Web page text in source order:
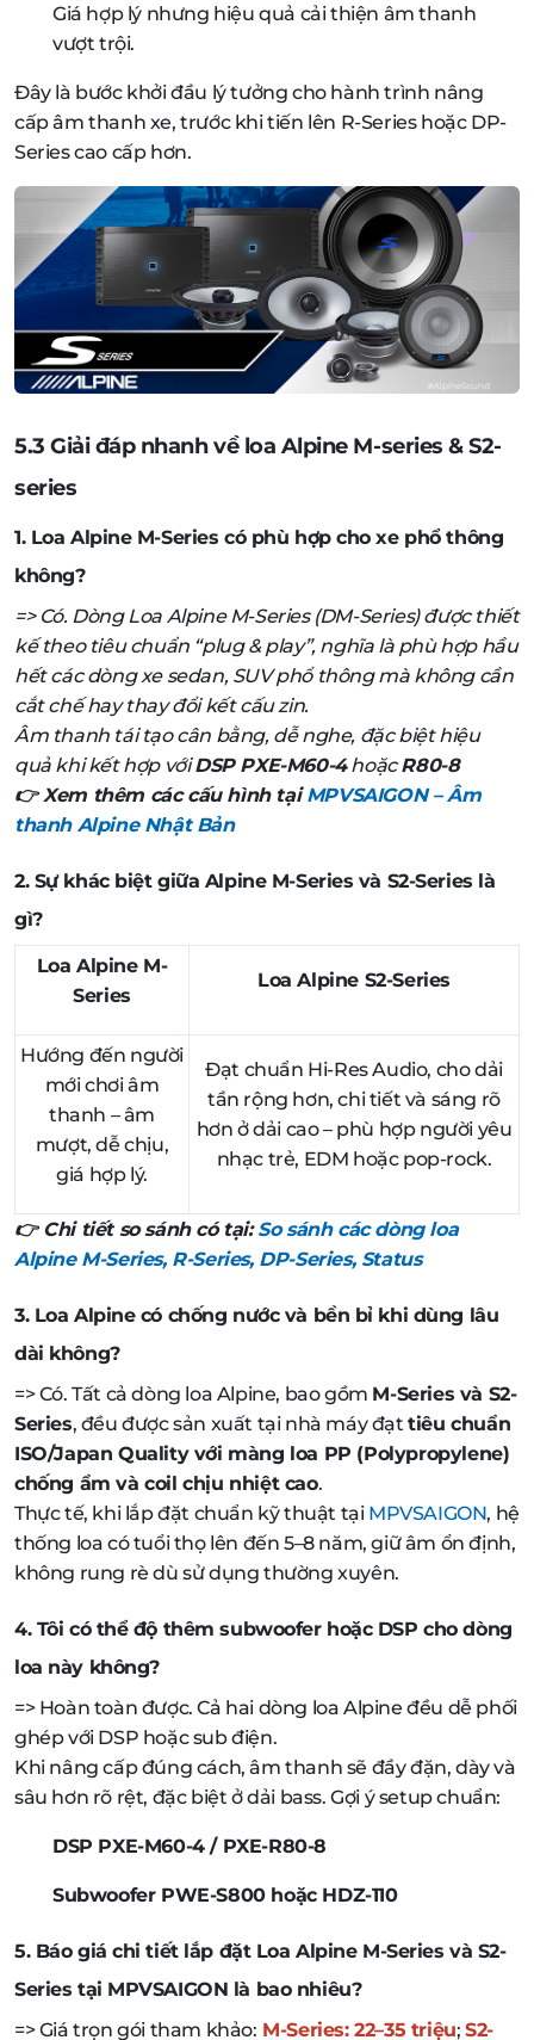
Giá hợp lý nhưng hiệu quả cải thiện âm thanh
vượt trội.
Đây là bước khởi đầu lý tưởng cho hành trình nâng
cấp âm thanh xe, trước khi tiến lên R-Series hoặc DP-
Series cao cấp hơn.
5.3 Giải đáp nhanh về loa Alpine M-series & S2-
series
1. Loa Alpine M-Series có phù hợp cho xe phổ thông
không?
=> Có. Dòng Loa Alpine M-Series (DM-Series) được thiết
kế theo tiêu chuẩn “plug & play”, nghĩa là phù hợp hầu
hết các dòng xe sedan, SUV phổ thông mà không cần
cắt chế hay thay đổi kết cấu zin.
Âm thanh tái tạo cân bằng, dễ nghe, đặc biệt hiệu
quả khi kết hợp vớiDSP PXE-M60-4hoặcR80-8
👉 Xem thêm các cấu hình tạiMPVSAIGON – Âm
thanh Alpine Nhật Bản
2. Sự khác biệt giữa Alpine M-Series và S2-Series là
gì?
Loa Alpine M-
Series
Loa Alpine S2-Series
Hướng đến người
mới chơi âm
thanh – âm
mượt, dễ chịu,
giá hợp lý.
Đạt chuẩn Hi-Res Audio, cho dải
tần rộng hơn, chi tiết và sáng rõ
hơn ở dải cao – phù hợp người yêu
nhạc trẻ, EDM hoặc pop-rock.
👉Chi tiết so sánh có tại:So sánh các dòng loa
Alpine M-Series, R-Series, DP-Series, Status
3. Loa Alpine có chống nước và bền bỉ khi dùng lâu
dài không?
=> Có. Tất cả dòng loa Alpine, bao gồm M-Series và S2-
Series, đều được sản xuất tại nhà máy đạttiêu chuẩn
ISO/Japan Quality với màng loa PP (Polypropylene)
chống ẩm và coil chịu nhiệt cao.
Thực tế, khi lắp đặt chuẩn kỹ thuật tạiMPVSAIGON, hệ
thống loa có tuổi thọ lên đến 5–8 năm, giữ âm ổn định,
không rung rè dù sử dụng thường xuyên.
4. Tôi có thể độ thêm subwoofer hoặc DSP cho dòng
loa này không?
=> Hoàn toàn được. Cả hai dòng loa Alpine đều dễ phối
ghép với DSP hoặc sub điện.
Khi nâng cấp đúng cách, âm thanh sẽ đầy đặn, dày và
sâu hơn rõ rệt, đặc biệt ở dải bass. Gợi ý setup chuẩn:
DSP PXE-M60-4 / PXE-R80-8
Subwoofer PWE-S800 hoặc HDZ-110
5. Báo giá chi tiết lắp đặt Loa Alpine M-Series và S2-
Series tại MPVSAIGON là bao nhiêu?
=> Giá trọn gói tham khảo: M-Series: 22–35 triệu;S2-